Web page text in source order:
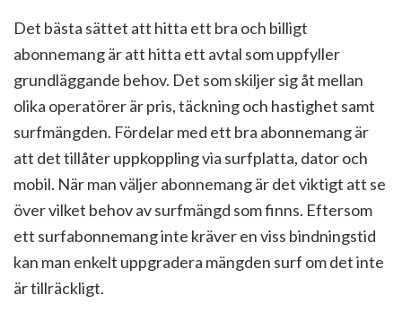
Det bästa sättet att hitta ett bra och billigt
abonnemang är att hitta ett avtal som uppfyller
grundläggande behov. Det som skiljer sig åt mellan
olika operatörer är pris, täckning och hastighet samt
surfmängden. Fördelar med ett bra abonnemang är
att det tillåter uppkoppling via surfplatta, dator och
mobil. När man väljer abonnemang är det viktigt att se
över vilket behov av surfmängd som finns. Eftersom
ett surfabonnemang inte kräver en viss bindningstid
kan man enkelt uppgradera mängden surf om det inte
är tillräckligt.